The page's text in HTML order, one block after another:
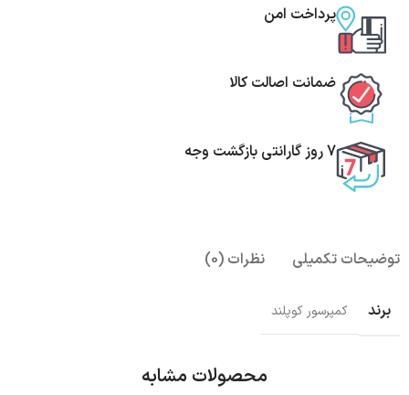
پرداخت امن
ضمانت اصالت کالا
7 روز گارانتی بازگشت وجه
توضیحات تکمیلی نظرات (0)
برند کمپرسور کوپلند
محصولات مشابه